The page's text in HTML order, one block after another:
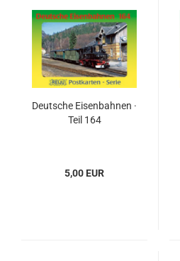
Deutsche Eisenbahnen ·
Teil 164
5,00 EUR